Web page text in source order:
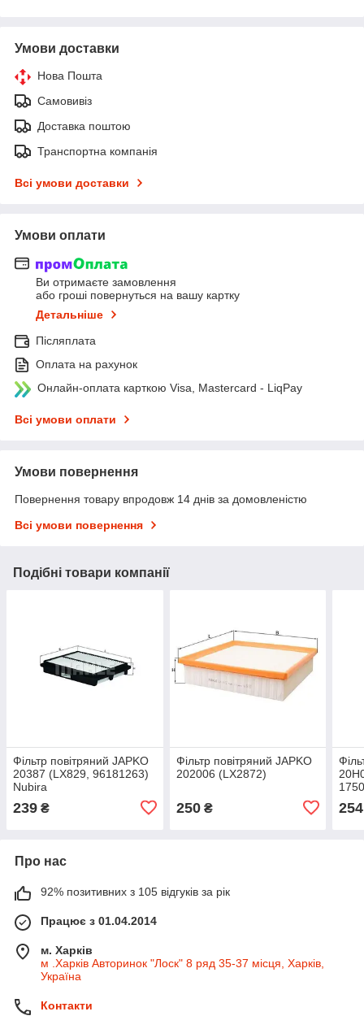
Умови доставки
Нова Пошта
Самовивіз
Доставка поштою
Транспортна компанія
Всі умови доставки
Умови оплати
Ви отримаєте замовлення
або гроші повернуться на вашу картку
Детальніше
Післяплата
Оплата на рахунок
Онлайн-оплата карткою Visa, Mastercard - LiqPay
Всі умови оплати
Умови повернення
Повернення товару впродовж 14 днів за домовленістю
Всі умови повернення
Подібні товари компанії
Фільтр повітряний JAPKO
20387 (LX829, 96181263)
Nubira
239 ₴
Фільтр повітряний JAPKO
202006 (LX2872)
250₴ 254
Про нас
92% позитивних з 105 відгуків за рік
Працює з 01.04.2014
м. Харків
м .Харків Авторинок "Лоск" 8 ряд 35-37 місця, Харків,
Україна
Контакти